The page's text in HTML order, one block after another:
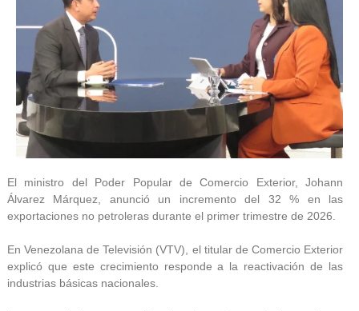
El ministro del Poder Popular de Comercio Exterior, Johann
Álvarez Márquez, anunció un incremento del 32 % en las
exportaciones no petroleras durante el primer trimestre de 2026.
En Venezolana de Televisión (VTV), el titular de Comercio Exterior
explicó que este crecimiento responde a la reactivación de las
industrias básicas nacionales.